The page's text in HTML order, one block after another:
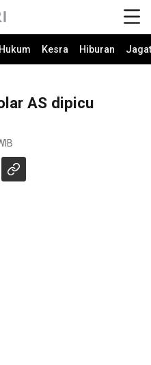
Hukum Kesra Hiburan Jagat
AS dipicu